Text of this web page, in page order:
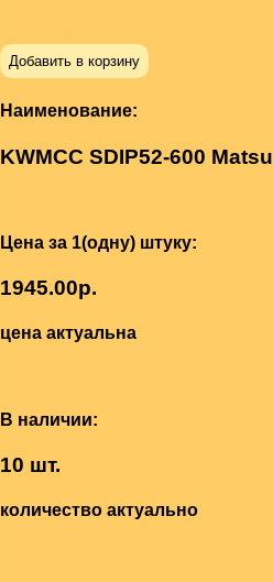
Добавить в корзину
Наименование:
KWMCC SDIP52-600
Цена за 1(одну) штуку:
1945.00р.
цена актуальна
В наличии:
10 шт.
количество актуально